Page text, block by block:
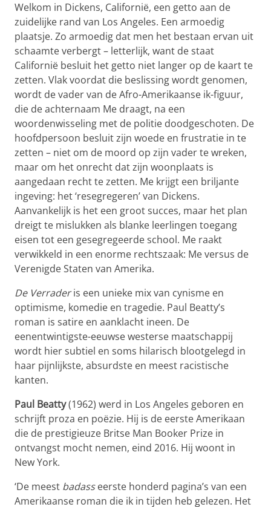
Welkom in Dickens, Californië, een getto aan de
zuidelijke rand van Los Angeles. Een armoedig
plaatsje. Zo armoedig dat men het bestaan ervan uit
schaamte verbergt – letterlijk, want de staat
Californië besluit het getto niet langer op de kaart te
zetten. Vlak voordat die beslissing wordt genomen,
wordt de vader van de Afro-Amerikaanse ik-figuur,
die de achternaam Me draagt, na een
woordenwisseling met de politie doodgeschoten. De
hoofdpersoon besluit zijn woede en frustratie in te
zetten – niet om de moord op zijn vader te wreken,
maar om het onrecht dat zijn woonplaats is
aangedaan recht te zetten. Me krijgt een briljante
ingeving: het ‘resegregeren’ van Dickens.
Aanvankelijk is het een groot succes, maar het plan
dreigt te mislukken als blanke leerlingen toegang
eisen tot een gesegregeerde school. Me raakt
verwikkeld in een enorme rechtszaak: Me versus de
Verenigde Staten van Amerika.
De Verraderis een unieke mix van cynisme en
optimisme, komedie en tragedie. Paul Beatty’s
roman is satire en aanklacht ineen. De
eenentwintigste-eeuwse westerse maatschappij
wordt hier subtiel en soms hilarisch blootgelegd in
haar pijnlijkste, absurdste en meest racistische
kanten.
Paul Beatty(1962) werd in Los Angeles geboren en
schrijft proza en poëzie. Hij is de eerste Amerikaan
die de prestigieuze Britse Man Booker Prize in
ontvangst mocht nemen, eind 2016. Hij woont in
New York.
‘De meest badasseerste honderd pagina’s van een
Amerikaanse roman die ik in tijden heb gelezen. Het